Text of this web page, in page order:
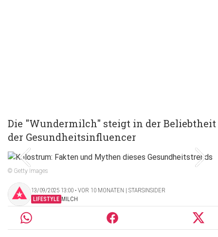
Die "Wundermilch" steigt in der Beliebtheit
der Gesundheitsinfluencer
© Getty Images
13/09/2025 13:00 ‧ VOR 10 MONATEN | STARSINSIDER
LIFESTYLE MILCH